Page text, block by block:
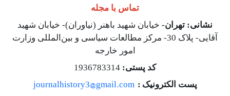
تماس با مجله
نشانی: تهران- خیابان شهید باهنر (نیاوران)- خیابان شهید
آقایی- پلاک 30- مرکز مطالعات سیاسی و بین‌المللی وزارت
امور خارجه
کد پستی: 1936783314
پست الکترونیک :
journalhistory3@gmail.com